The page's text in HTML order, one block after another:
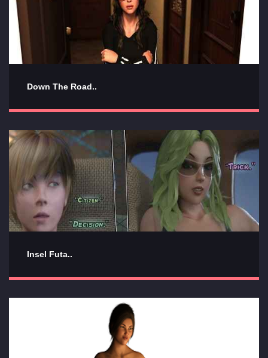
Down The Road..
Insel Futa..